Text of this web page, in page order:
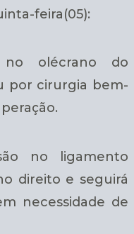
feira(05):
olécrano do
por cirurgia bem-
no ligamento
direito e seguirá
necessidade de